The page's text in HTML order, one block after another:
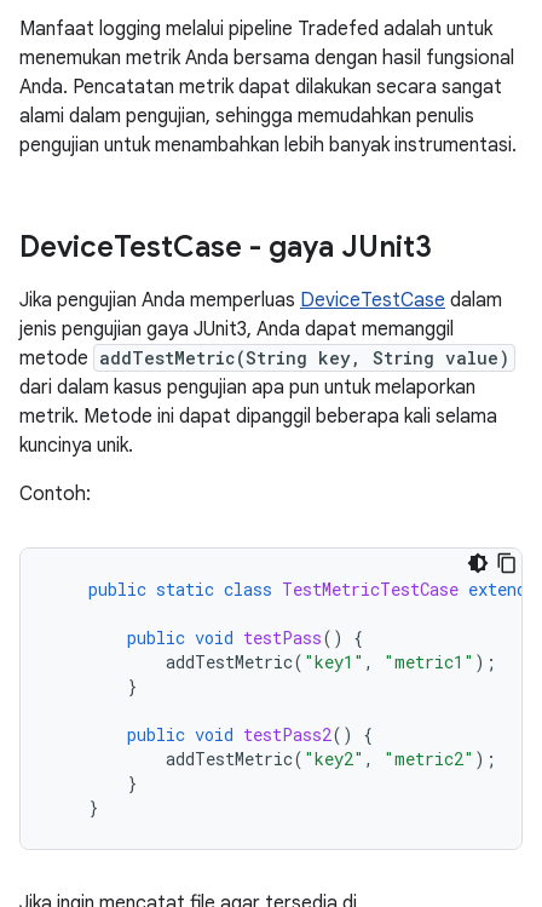
Manfaat logging melalui pipeline Tradefed adalah untuk
menemukan metrik Anda bersama dengan hasil fungsional
Anda. Pencatatan metrik dapat dilakukan secara sangat
alami dalam pengujian, sehingga memudahkan penulis
pengujian untuk menambahkan lebih banyak instrumentasi.
DeviceTestCase - gaya JUnit3
Jika pengujian Anda memperluas DeviceTestCase dalam
jenis pengujian gaya JUnit3, Anda dapat memanggil
metode addTestMetric(String key, String value)
dari dalam kasus pengujian apa pun untuk melaporkan
metrik. Metode ini dapat dipanggil beberapa kali selama
kuncinya unik.
Contoh:
public static class TestMetricTestCase extends
public void testPass()
{
addTestMetric( "key1" , "metric1" );
}
public void testPass2()
{
addTestMetric( "key2" , "metric2" );
}
}